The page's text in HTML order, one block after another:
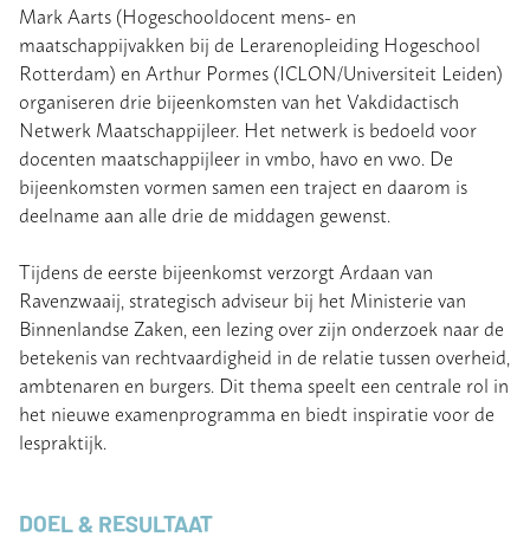
Mark Aarts (Hogeschooldocent mens- en
maatschappijvakken bij de Lerarenopleiding Hogeschool
Rotterdam) en Arthur Pormes (ICLON/Universiteit Leiden)
organiseren drie bijeenkomsten van het Vakdidactisch
Netwerk Maatschappijleer. Het netwerk is bedoeld voor
docenten maatschappijleer in vmbo, havo en vwo. De
bijeenkomsten vormen samen een traject en daarom is
deelname aan alle drie de middagen gewenst.
Tijdens de eerste bijeenkomst verzorgt Ardaan van
Ravenzwaaij, strategisch adviseur bij het Ministerie van
Binnenlandse Zaken, een lezing over zijn onderzoek naar de
betekenis van rechtvaardigheid in de relatie tussen overheid,
ambtenaren en burgers. Dit thema speelt een centrale rol in
het nieuwe examenprogramma en biedt inspiratie voor de
lespraktijk.
DOEL & RESULTAAT